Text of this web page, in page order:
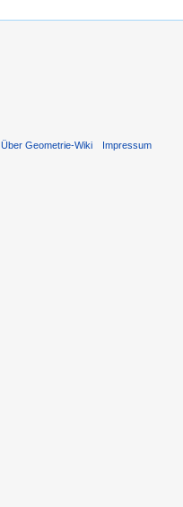
Über Geometrie-Wiki Impressum